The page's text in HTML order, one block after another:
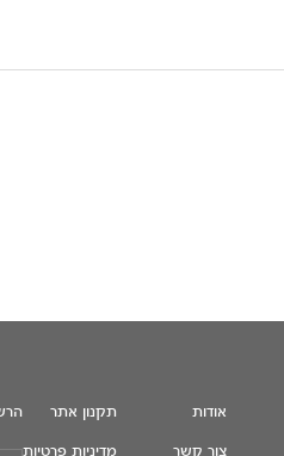
אודות
צור קשר
תקנון אתר
מדיניות פרטיות